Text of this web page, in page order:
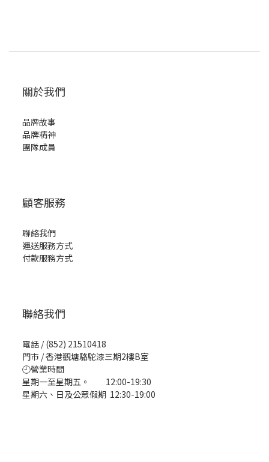
關於我們
品牌故事
品牌精神
團隊成員
顧客服務
聯絡我們
運送服務方式
付款服務方式
聯絡我們
電話 / (852) 21510418
門市 / 香港觀塘駱駝漆三期2樓B室
🕘營業時間
星期一至星期五。 12:00-19:30
星期六、日及公眾假期 12:30-19:00